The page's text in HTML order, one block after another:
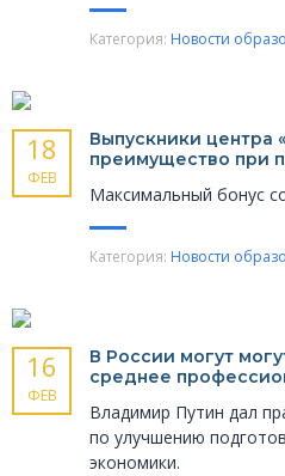
Категория: Новости
18
ФЕВ
Выпускники центра
преимущество при
Максимальный бонус
Категория: Новости
16
ФЕВ
В России могут
среднее
Владимир Путин дал
по улучшению
экономики.